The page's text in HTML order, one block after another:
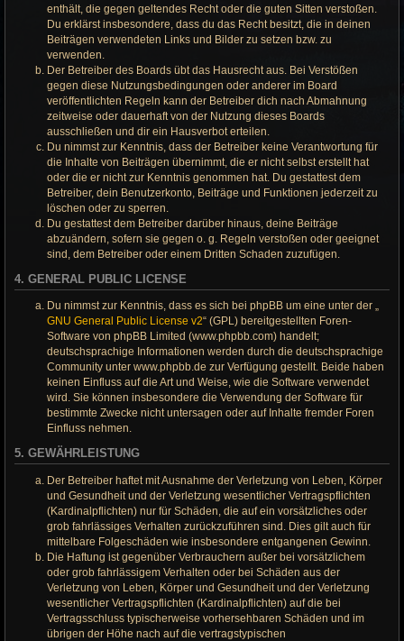
enthält, die gegen geltendes Recht oder die guten Sitten verstoßen.
Du erklärst insbesondere, dass du das Recht besitzt, die in deinen
Beiträgen verwendeten Links und Bilder zu setzen bzw. zu
verwenden.
Der Betreiber des Boards übt das Hausrecht aus. Bei Verstößen
gegen diese Nutzungsbedingungen oder anderer im Board
veröffentlichten Regeln kann der Betreiber dich nach Abmahnung
zeitweise oder dauerhaft von der Nutzung dieses Boards
ausschließen und dir ein Hausverbot erteilen.
Du nimmst zur Kenntnis, dass der Betreiber keine Verantwortung für
die Inhalte von Beiträgen übernimmt, die er nicht selbst erstellt hat
oder die er nicht zur Kenntnis genommen hat. Du gestattest dem
Betreiber, dein Benutzerkonto, Beiträge und Funktionen jederzeit zu
löschen oder zu sperren.
Du gestattest dem Betreiber darüber hinaus, deine Beiträge
abzuändern, sofern sie gegen o. g. Regeln verstoßen oder geeignet
sind, dem Betreiber oder einem Dritten Schaden zuzufügen.
4. GENERAL PUBLIC LICENSE
Du nimmst zur Kenntnis, dass es sich bei phpBB um eine unter der „
GNU General Public License v2“ (GPL) bereitgestellten Foren-
Software von phpBB Limited (www.phpbb.com) handelt;
deutschsprachige Informationen werden durch die deutschsprachige
Community unter www.phpbb.de zur Verfügung gestellt. Beide haben
keinen Einfluss auf die Art und Weise, wie die Software verwendet
wird. Sie können insbesondere die Verwendung der Software für
bestimmte Zwecke nicht untersagen oder auf Inhalte fremder Foren
Einfluss nehmen.
5. GEWÄHRLEISTUNG
Der Betreiber haftet mit Ausnahme der Verletzung von Leben, Körper
und Gesundheit und der Verletzung wesentlicher Vertragspflichten
(Kardinalpflichten) nur für Schäden, die auf ein vorsätzliches oder
grob fahrlässiges Verhalten zurückzuführen sind. Dies gilt auch für
mittelbare Folgeschäden wie insbesondere entgangenen Gewinn.
Die Haftung ist gegenüber Verbrauchern außer bei vorsätzlichem
oder grob fahrlässigem Verhalten oder bei Schäden aus der
Verletzung von Leben, Körper und Gesundheit und der Verletzung
wesentlicher Vertragspflichten (Kardinalpflichten) auf die bei
Vertragsschluss typischerweise vorhersehbaren Schäden und im
übrigen der Höhe nach auf die vertragstypischen